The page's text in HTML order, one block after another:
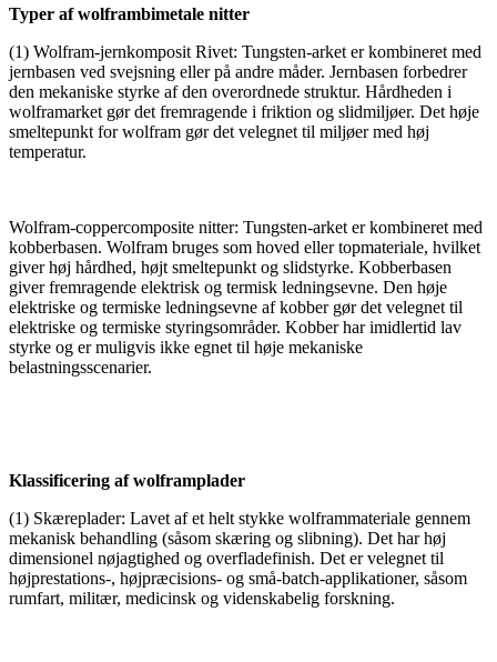
Typer af wolframbimetale nitter
(1) Wolfram-jernkomposit Rivet: Tungsten-arket er kombineret med
jernbasen ved svejsning eller på andre måder. Jernbasen forbedrer
den mekaniske styrke af den overordnede struktur. Hårdheden i
wolframarket gør det fremragende i friktion og slidmiljøer. Det høje
smeltepunkt for wolfram gør det velegnet til miljøer med høj
temperatur.
Wolfram-coppercomposite nitter: Tungsten-arket er kombineret med
kobberbasen. Wolfram bruges som hoved eller topmateriale, hvilket
giver høj hårdhed, højt smeltepunkt og slidstyrke. Kobberbasen
giver fremragende elektrisk og termisk ledningsevne. Den høje
elektriske og termiske ledningsevne af kobber gør det velegnet til
elektriske og termiske styringsområder. Kobber har imidlertid lav
styrke og er muligvis ikke egnet til høje mekaniske
belastningsscenarier.
Klassificering af wolframplader
(1) Skæreplader: Lavet af et helt stykke wolframmateriale gennem
mekanisk behandling (såsom skæring og slibning). Det har høj
dimensionel nøjagtighed og overfladefinish. Det er velegnet til
højprestations-, højpræcisions- og små-batch-applikationer, såsom
rumfart, militær, medicinsk og videnskabelig forskning.